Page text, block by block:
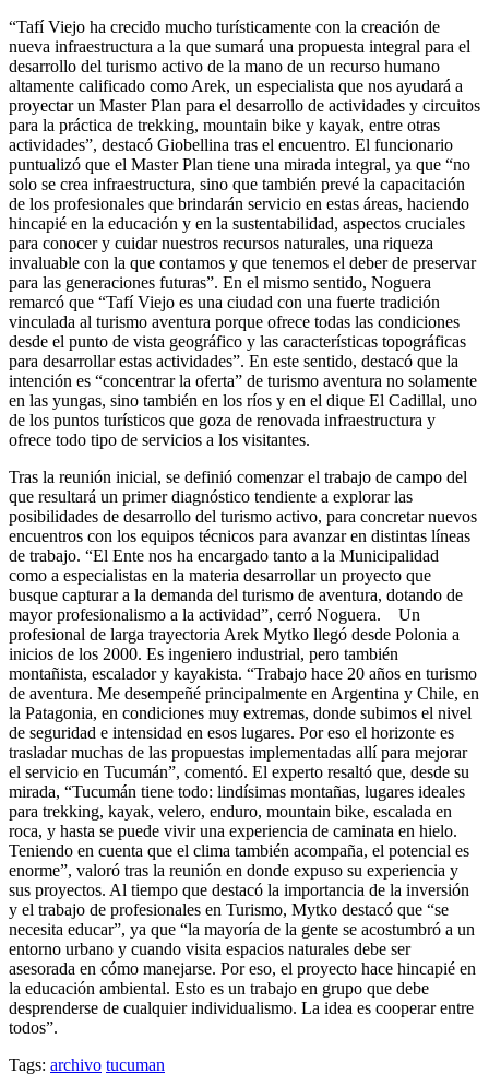
“Tafí Viejo ha crecido mucho turísticamente con la creación de
nueva infraestructura a la que sumará una propuesta integral para el
desarrollo del turismo activo de la mano de un recurso humano
altamente calificado como Arek, un especialista que nos ayudará a
proyectar un Master Plan para el desarrollo de actividades y circuitos
para la práctica de trekking, mountain bike y kayak, entre otras
actividades”, destacó Giobellina tras el encuentro. El funcionario
puntualizó que el Master Plan tiene una mirada integral, ya que “no
solo se crea infraestructura, sino que también prevé la capacitación
de los profesionales que brindarán servicio en estas áreas, haciendo
hincapié en la educación y en la sustentabilidad, aspectos cruciales
para conocer y cuidar nuestros recursos naturales, una riqueza
invaluable con la que contamos y que tenemos el deber de preservar
para las generaciones futuras”. En el mismo sentido, Noguera
remarcó que “Tafí Viejo es una ciudad con una fuerte tradición
vinculada al turismo aventura porque ofrece todas las condiciones
desde el punto de vista geográfico y las características topográficas
para desarrollar estas actividades”. En este sentido, destacó que la
intención es “concentrar la oferta” de turismo aventura no solamente
en las yungas, sino también en los ríos y en el dique El Cadillal, uno
de los puntos turísticos que goza de renovada infraestructura y
ofrece todo tipo de servicios a los visitantes.
Tras la reunión inicial, se definió comenzar el trabajo de campo del
que resultará un primer diagnóstico tendiente a explorar las
posibilidades de desarrollo del turismo activo, para concretar nuevos
encuentros con los equipos técnicos para avanzar en distintas líneas
de trabajo. “El Ente nos ha encargado tanto a la Municipalidad
como a especialistas en la materia desarrollar un proyecto que
busque capturar a la demanda del turismo de aventura, dotando de
mayor profesionalismo a la actividad”, cerró Noguera. Un
profesional de larga trayectoria Arek Mytko llegó desde Polonia a
inicios de los 2000. Es ingeniero industrial, pero también
montañista, escalador y kayakista. “Trabajo hace 20 años en turismo
de aventura. Me desempeñé principalmente en Argentina y Chile, en
la Patagonia, en condiciones muy extremas, donde subimos el nivel
de seguridad e intensidad en esos lugares. Por eso el horizonte es
trasladar muchas de las propuestas implementadas allí para mejorar
el servicio en Tucumán”, comentó. El experto resaltó que, desde su
mirada, “Tucumán tiene todo: lindísimas montañas, lugares ideales
para trekking, kayak, velero, enduro, mountain bike, escalada en
roca, y hasta se puede vivir una experiencia de caminata en hielo.
Teniendo en cuenta que el clima también acompaña, el potencial es
enorme”, valoró tras la reunión en donde expuso su experiencia y
sus proyectos. Al tiempo que destacó la importancia de la inversión
y el trabajo de profesionales en Turismo, Mytko destacó que “se
necesita educar”, ya que “la mayoría de la gente se acostumbró a un
entorno urbano y cuando visita espacios naturales debe ser
asesorada en cómo manejarse. Por eso, el proyecto hace hincapié en
la educación ambiental. Esto es un trabajo en grupo que debe
desprenderse de cualquier individualismo. La idea es cooperar entre
todos”.
Tags: archivo tucuman